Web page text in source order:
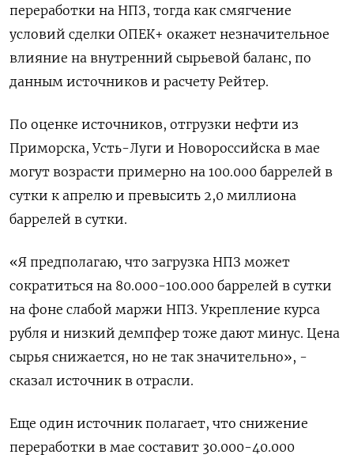
переработки на НПЗ, тогда как смягчение
условий сделки ОПЕК+ окажет незначительное
влияние на внутренний сырьевой баланс, по
данным источников и расчету Рейтер.
По оценке источников, отгрузки нефти из
Приморска, Усть-Луги и Новороссийска в мае
могут возрасти примерно на 100.000 баррелей в
сутки к апрелю и превысить 2,0 миллиона
баррелей в сутки.
«Я предполагаю, что загрузка НПЗ может
сократиться на 80.000-100.000 баррелей в сутки
на фоне слабой маржи НПЗ. Укрепление курса
рубля и низкий демпфер тоже дают минус. Цена
сырья снижается, но не так значительно», -
сказал источник в отрасли.
Еще один источник полагает, что снижение
переработки в мае составит 30.000-40.000